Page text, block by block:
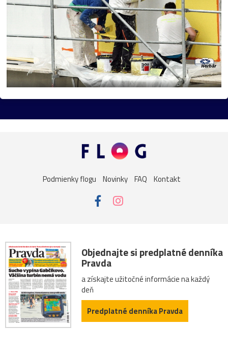
Podmienky flogu Novinky FAQ Kontakt
Objednajte si predplatné denníka
Pravda
a získajte užitočné informácie na každý
deň
Predplatné denníka Pravda